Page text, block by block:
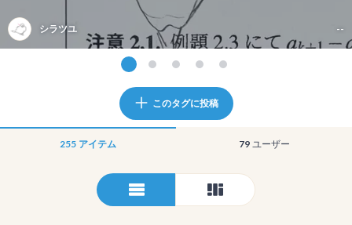
シラツユ --
このタグに投稿
255 アイテム 79 ユーザー